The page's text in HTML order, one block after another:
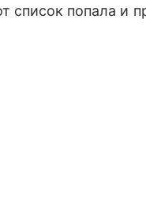
список попала и